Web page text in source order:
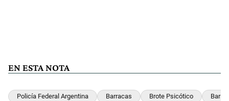
EN ESTA NOTA
Policía Federal Argentina Barracas Brote Psicótico